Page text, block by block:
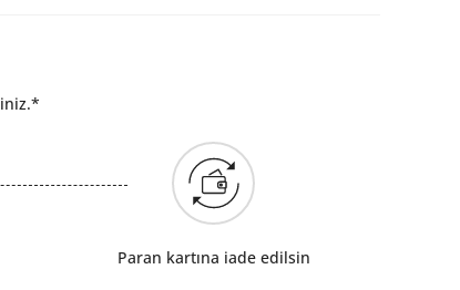
Paran kartına iade edilsin